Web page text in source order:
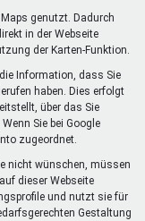
genutzt. Dadurch
in der Webseite
der Karten-Funktion.
Information, dass Sie
haben. Dies erfolgt
über das Sie
Sie bei Google
zugeordnet.
nicht wünschen, müssen
dieser Webseite
und nutzt sie für
Gestaltung